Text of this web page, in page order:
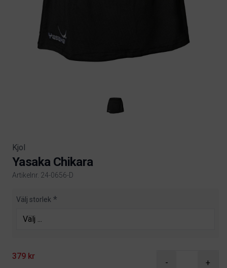
Kjol
Yasaka Chikara
Artikelnr. 24-0656-D
Product information
Välj storlek
379 kr
- +